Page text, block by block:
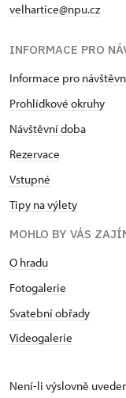
velhartice@npu.cz
INFORMACE PRO
Informace pro
Prohlídkové okruhy
Návštěvní doba
Rezervace
Vstupné
Tipy na výlety
MOHLO BY VÁS
O hradu
Fotogalerie
Svatební obřady
Videogalerie
Není-li výslovně